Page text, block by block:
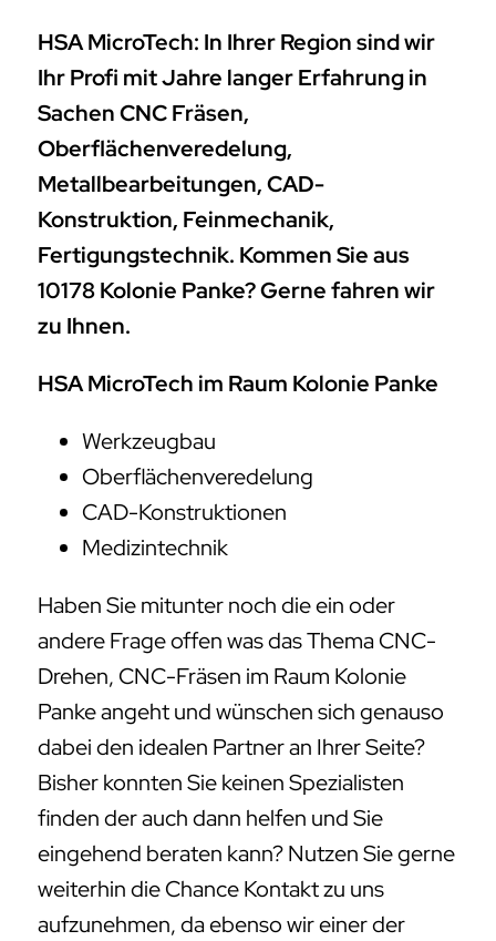
HSA MicroTech: In Ihrer Region sind wir
Ihr Profi mit Jahre langer Erfahrung in
Sachen CNC Fräsen,
Oberflächenveredelung,
Metallbearbeitungen, CAD-
Konstruktion, Feinmechanik,
Fertigungstechnik. Kommen Sie aus
10178 Kolonie Panke? Gerne fahren wir
zu Ihnen.
HSA MicroTech im Raum Kolonie Panke
Werkzeugbau
Oberflächenveredelung
CAD-Konstruktionen
Medizintechnik
Haben Sie mitunter noch die ein oder
andere Frage offen was das Thema CNC-
Drehen, CNC-Fräsen im Raum Kolonie
Panke angeht und wünschen sich genauso
dabei den idealen Partner an Ihrer Seite?
Bisher konnten Sie keinen Spezialisten
finden der auch dann helfen und Sie
eingehend beraten kann? Nutzen Sie gerne
weiterhin die Chance Kontakt zu uns
aufzunehmen, da ebenso wir einer der